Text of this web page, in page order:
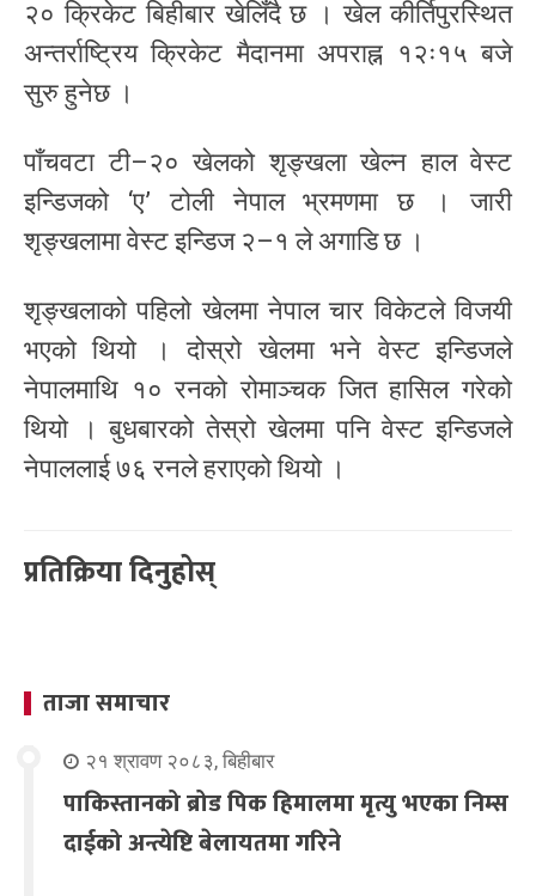
२० क्रिकेट बिहीबार खेलिँदै छ । खेल कीर्तिपुरस्थित
अन्तर्राष्ट्रिय क्रिकेट मैदानमा अपराह्न १२ः१५ बजे
सुरु हुनेछ ।
पाँचवटा टी–२० खेलको शृङ्खला खेल्न हाल वेस्ट
इन्डिजको ‘ए’ टोली नेपाल भ्रमणमा छ । जारी
शृङ्खलामा वेस्ट इन्डिज २–१ ले अगाडि छ ।
शृङ्खलाको पहिलो खेलमा नेपाल चार विकेटले विजयी
भएको थियो । दोस्रो खेलमा भने वेस्ट इन्डिजले
नेपालमाथि १० रनको रोमाञ्चक जित हासिल गरेको
थियो । बुधबारको तेस्रो खेलमा पनि वेस्ट इन्डिजले
नेपाललाई ७६ रनले हराएको थियो ।
प्रतिक्रिया दिनुहोस्
ताजा समाचार
२१ श्रावण २०८३, बिहीबार
पाकिस्तानको ब्रोड पिक हिमालमा मृत्यु भएका निम्स
दाईको अन्त्येष्टि बेलायतमा गरिने